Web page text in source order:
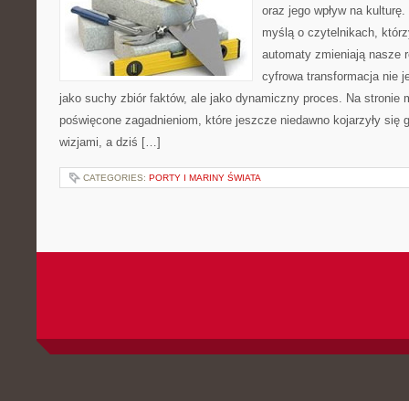
oraz jego wpływ na
myślą o czytelnikach,
automaty zmieniają nasze
cyfrowa transformacja nie
jako suchy zbiór faktów, ale jako dynamiczny proces. Na stronie
poświęcone zagadnieniom, które jeszcze niedawno kojarzyły się
wizjami, a dziś […]
CATEGORIES: PORTY I MARINY ŚWIATA